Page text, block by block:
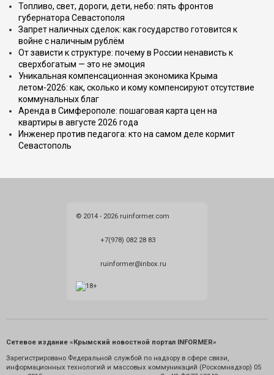
Топливо, свет, дороги, дети, небо: пять фронтов
губернатора Севастополя
Запрет наличных сделок: как государство готовится к
войне с наличным рублём
От зависти к структуре: почему в России ненависть к
сверхбогатым — это не эмоция
Уникальная компенсационная экономика Крыма
летом-2026: как, сколько и кому компенсируют отсутствие
коммунальных благ
Аренда в Симферополе: пошаговая карта цен на
квартиры в августе 2026 года
Инженер против педагога: кто на самом деле кормит
Севастополь
© 2014 - 2026 ruinformer.com
+7(978) 082 28 83
ruinformer@inbox.ru
Сетевое издание «Крымский новостной портал INFORMER»
Зарегистрировано Федеральной службой по надзору в сфере связи,
информационных технологий и массовых коммуникаций (Роскомнадзор) 05